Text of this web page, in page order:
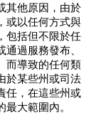
其他原因，由於
或以任何方式與
包括但不限於任
過服務發布、
而導致的任何類
於某些州或司法
任，在這些州或
大範圍內。